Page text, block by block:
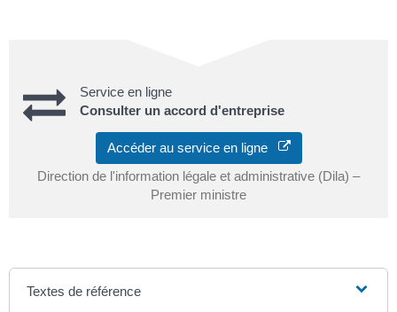
Service en ligne
Consulter un accord d'entreprise
Accéder au service en ligne
Direction de l'information légale et administrative (Dila) –
Premier ministre
Textes de référence